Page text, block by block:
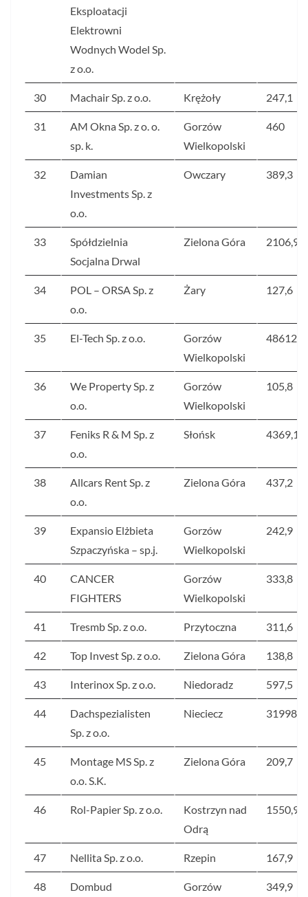
Eksploatacji
Elektrowni
Wodnych Wodel Sp.
z o.o.
30 Machair Sp. z o.o. Krężoły 247,1
31
AM Okna Sp. z o. o.
sp. k.
Gorzów
Wielkopolski
460
32
Damian
Investments Sp. z
o.o.
Owczary 389,3
33
Spółdzielnia
Socjalna Drwal
Zielona Góra 2106,9
34
POL – ORSA Sp. z
o.o.
Żary 127,6
35 El-Tech Sp. z o.o.
Gorzów
Wielkopolski
48612,5
36
We Property Sp. z
o.o.
Gorzów
Wielkopolski
105,8
37
Feniks R & M Sp. z
o.o.
Słońsk 4369,1
38
Allcars Rent Sp. z
o.o.
Zielona Góra 437,2
39
Expansio Elżbieta
Szpaczyńska – sp.j.
Gorzów
Wielkopolski
242,9
40
CANCER
FIGHTERS
Gorzów
Wielkopolski
333,8
41 Tresmb Sp. z o.o. Przytoczna 311,6
42 Top Invest Sp. z o.o. Zielona Góra 138,8
43 Interinox Sp. z o.o. Niedoradz 597,5
44
Dachspezialisten
Sp. z o.o.
Nieciecz 31998
45
Montage MS Sp. z
o.o. S.K.
Zielona Góra 209,7
46 Rol-Papier Sp. z o.o.
Kostrzyn nad
Odrą
1550,9
47 Nellita Sp. z o.o. Rzepin 167,9
48 Dombud Gorzów 349,9